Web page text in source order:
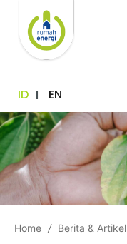
ID EN
Home / Berita & Artikel